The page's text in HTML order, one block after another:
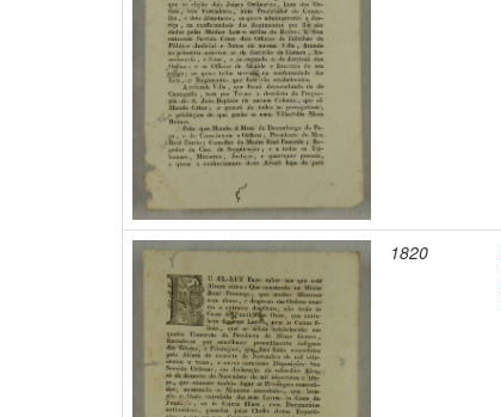
1820